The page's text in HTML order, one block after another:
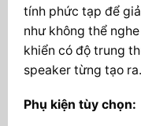
tính phức tạp để
như không thể
khiển có độ trung
speaker từng tạo ra.
Phụ kiện tùy chọn: